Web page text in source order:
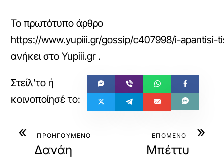
Το πρωτότυπο άρθρο
https://www.yupiii.gr/gossip/c407998/i-
ανήκει στοYupiii.gr .
« ΠΡΟΗΓΟΥΜΕΝΟ
Δανάη
»
ΕΠΟΜΕΝΟ
Μπέττυ